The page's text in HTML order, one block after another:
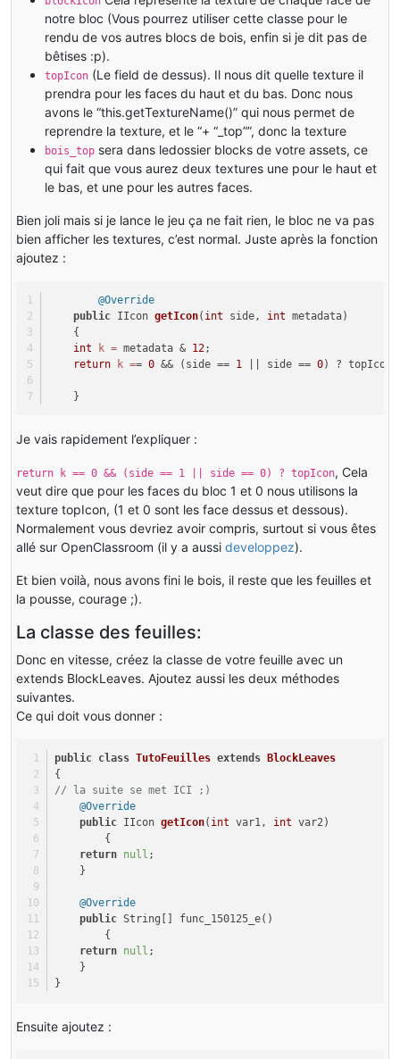
notre bloc (Vous pourrez utiliser cette classe pour le
rendu de vos autres blocs de bois, enfin si je dit pas de
bêtises :p).
topIcon (Le field de dessus). Il nous dit quelle texture il
prendra pour les faces du haut et du bas. Donc nous
avons le “this.getTextureName()” qui nous permet de
reprendre la texture, et le “+ “_top””, donc la texture
bois_top sera dans ledossier blocks de votre assets, ce
qui fait que vous aurez deux textures une pour le haut et
le bas, et une pour les autres faces.
Bien joli mais si je lance le jeu ça ne fait rien, le bloc ne va pas
bien afficher les textures, c’est normal. Juste après la fonction
ajoutez :
@Override
public IIcon getIcon( int side, int metadata)
    {
int
k = metadata & 12;
return
k == 0 && (side == 1 || side == 0) ?
    }
Je vais rapidement l’expliquer :
return k == 0 && (side == 1 || side == 0) ? topIcon, Cela
veut dire que pour les faces du bloc 1 et 0 nous utilisons la
texture topIcon, (1 et 0 sont les face dessus et dessous).
Normalement vous devriez avoir compris, surtout si vous êtes
allé sur OpenClassroom (il y a aussi developpez).
Et bien voilà, nous avons fini le bois, il reste que les feuilles et
la pousse, courage ;).
La classe des feuilles:
Donc en vitesse, créez la classe de votre feuille avec un
extends BlockLeaves. Ajoutez aussi les deux méthodes
suivantes.
Ce qui doit vous donner :
public class TutoFeuilles extends
BlockLeaves
{
// la suite se met ICI ;)
@Override
public IIcon getIcon( int var1, int var2)
        {
return null ;
    }
@Override
public String[] func_150125_e()
        {
return null ;
    }
}
Ensuite ajoutez :